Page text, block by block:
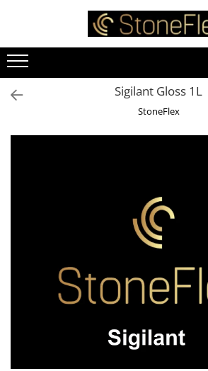
Sigilant Gloss 1L
StoneFlex